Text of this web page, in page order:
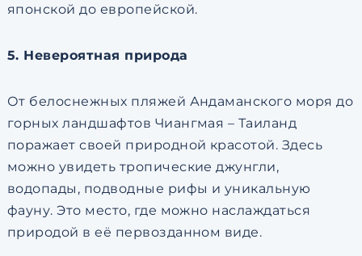
японской до европейской.
5. Невероятная природа
От белоснежных пляжей Андаманского моря до
горных ландшафтов Чиангмая – Таиланд
поражает своей природной красотой. Здесь
можно увидеть тропические джунгли,
водопады, подводные рифы и уникальную
фауну. Это место, где можно наслаждаться
природой в её первозданном виде.